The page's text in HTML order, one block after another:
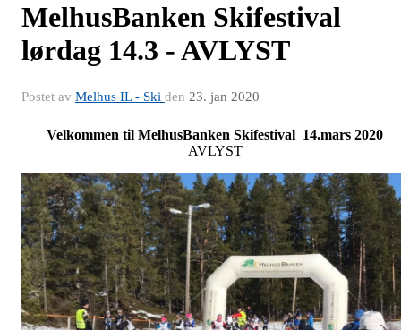
MelhusBanken Skifestival
lørdag 14.3 - AVLYST
Postet av Melhus IL - Ski den 23. jan 2020
Velkommen til MelhusBanken Skifestival 14.mars 2020
AVLYST